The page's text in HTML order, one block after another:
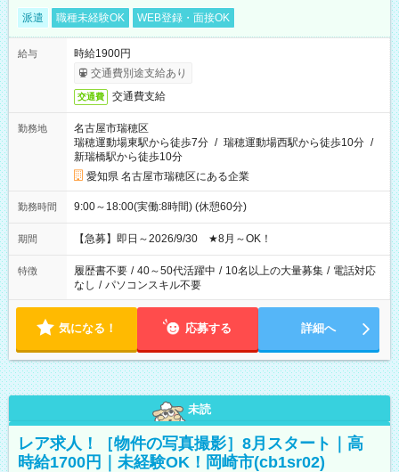
派遣 職種未経験OK WEB登録・面接OK
給与
時給1900円
交通費別途支給あり
交通費 交通費支給
勤務地
名古屋市瑞穂区
瑞穂運動場東駅から徒歩7分 / 瑞穂運動場西駅から徒歩10分 /
新瑞橋駅から徒歩10分
愛知県 名古屋市瑞穂区にある企業
勤務時間 9:00～18:00(実働:8時間) (休憩60分)
期間 【急募】即日～2026/9/30 ★8月～OK！
特徴 履歴書不要 / 40～50代活躍中 / 10名以上の大量募集 / 電話対応
なし / パソコンスキル不要
気になる！ 応募する 詳細へ
未読
レア求人！［物件の写真撮影］8月スタート｜高
時給1700円｜未経験OK！岡崎市(cb1sr02)